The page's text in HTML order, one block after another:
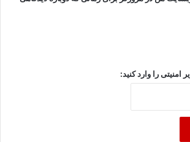
امنیتی را وارد کنید: